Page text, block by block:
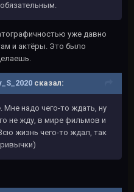
обязательным.
уже давно
и актёры. Это было
сказал:
Мне надо чего-то ждать, ну
не жду, в мире фильмов и
жизнь чего-то ждал, так